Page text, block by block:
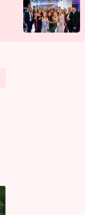
DESIGN